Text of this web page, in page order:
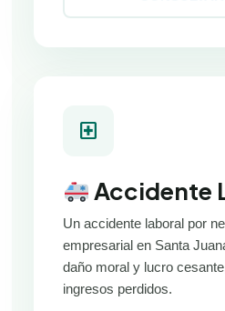
local_hospital
Accidente
Un accidente laboral por
empresarial en Santa
daño moral y lucro
ingresos perdidos.